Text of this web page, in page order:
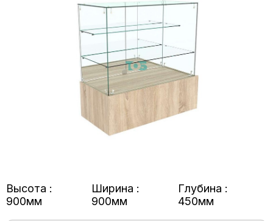
Высота :
900мм
Ширина :
900мм
Глубина :
450мм